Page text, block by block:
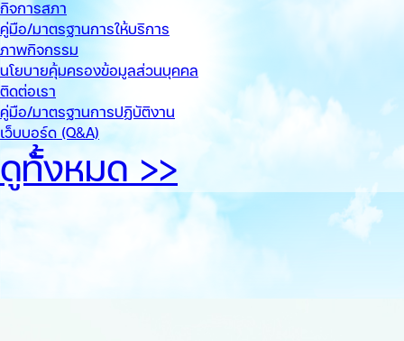
กิจการสภา
คู่มือ/มาตรฐานการให้บริการ
ภาพกิจกรรม
นโยบายคุ้มครองข้อมูลส่วนบุคคล
ติดต่อเรา
คู่มือ/มาตรฐานการปฏิบัติงาน
เว็บบอร์ด (Q&A)
ดูทั้้งหมด >>